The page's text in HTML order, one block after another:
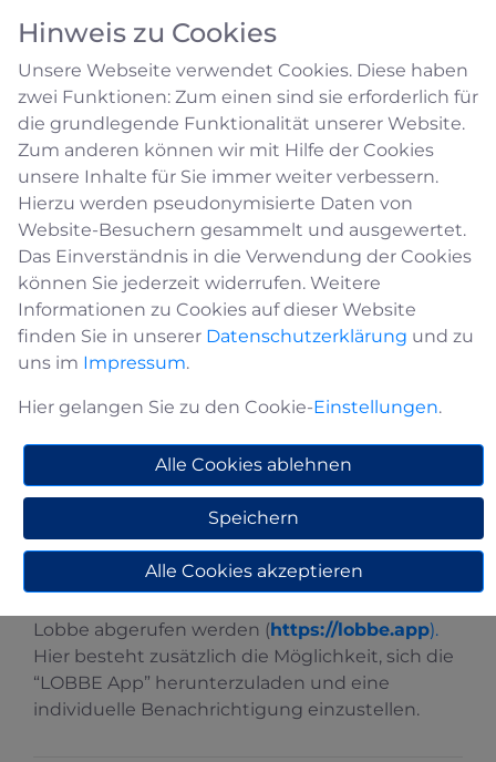
Umwelt & Abfall
Müll-Abfuhrkalender / Abfallkalender
2026
Den Abfallkalender für das Jahr 2026 können Sie
sich durch Eingabe Ihrer Adresse im
haben die Möglichkeit, sich den Kalender als
Termine in Ihren Kalender zu importieren oder
eine E-Mail-Erinnerung einzurichten.
Zusätzlich kann der Abfallkalender direkt auf der
Lobbe abgerufen werden (https://lobbe.app).
Hier besteht zusätzlich die Möglichkeit, sich die
“LOBBE App” herunterzuladen und eine
individuelle Benachrichtigung einzustellen.
Hinweis zu Cookies
Unsere Webseite verwendet Cookies. Diese haben
zwei Funktionen: Zum einen sind sie erforderlich für
die grundlegende Funktionalität unserer Website.
Zum anderen können wir mit Hilfe der Cookies
unsere Inhalte für Sie immer weiter verbessern.
Hierzu werden pseudonymisierte Daten von
Website-Besuchern gesammelt und ausgewertet.
Das Einverständnis in die Verwendung der Cookies
können Sie jederzeit widerrufen. Weitere
Informationen zu Cookies auf dieser Website
finden Sie in unserer Datenschutzerklärung und zu
uns im Impressum.
Hier gelangen Sie zu den Cookie-Einstellungen.
Alle Cookies ablehnen
Speichern
Alle Cookies akzeptieren